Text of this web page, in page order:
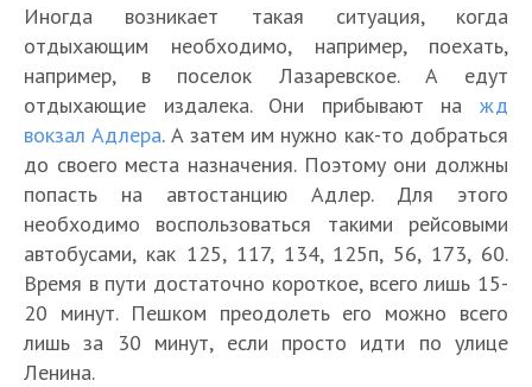
Иногда возникает такая ситуация, когда
отдыхающим необходимо, например, поехать,
например, в поселок Лазаревское. А едут
отдыхающие издалека. Они прибывают на жд
вокзал Адлера. А затем им нужно как-то добраться
до своего места назначения. Поэтому они должны
попасть на автостанцию Адлер. Для этого
необходимо воспользоваться такими рейсовыми
автобусами, как 125, 117, 134, 125п, 56, 173, 60.
Время в пути достаточно короткое, всего лишь 15-
20 минут. Пешком преодолеть его можно всего
лишь за 30 минут, если просто идти по улице
Ленина.